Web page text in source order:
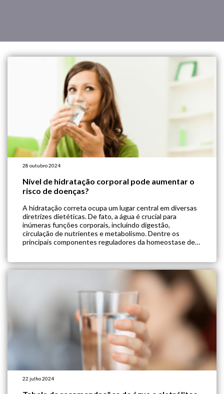
28 outubro 2024
Nível de hidratação corporal pode aumentar o
risco de doenças?
A hidratação correta ocupa um lugar central em diversas
diretrizes dietéticas. De fato, a água é crucial para
inúmeras funções corporais, incluindo digestão,
circulação de nutrientes e metabolismo. Dentre os
principais componentes reguladores da homeostase de
pessoas não […]
22 julho 2024